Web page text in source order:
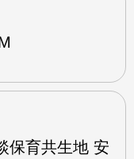
保育共生地 安